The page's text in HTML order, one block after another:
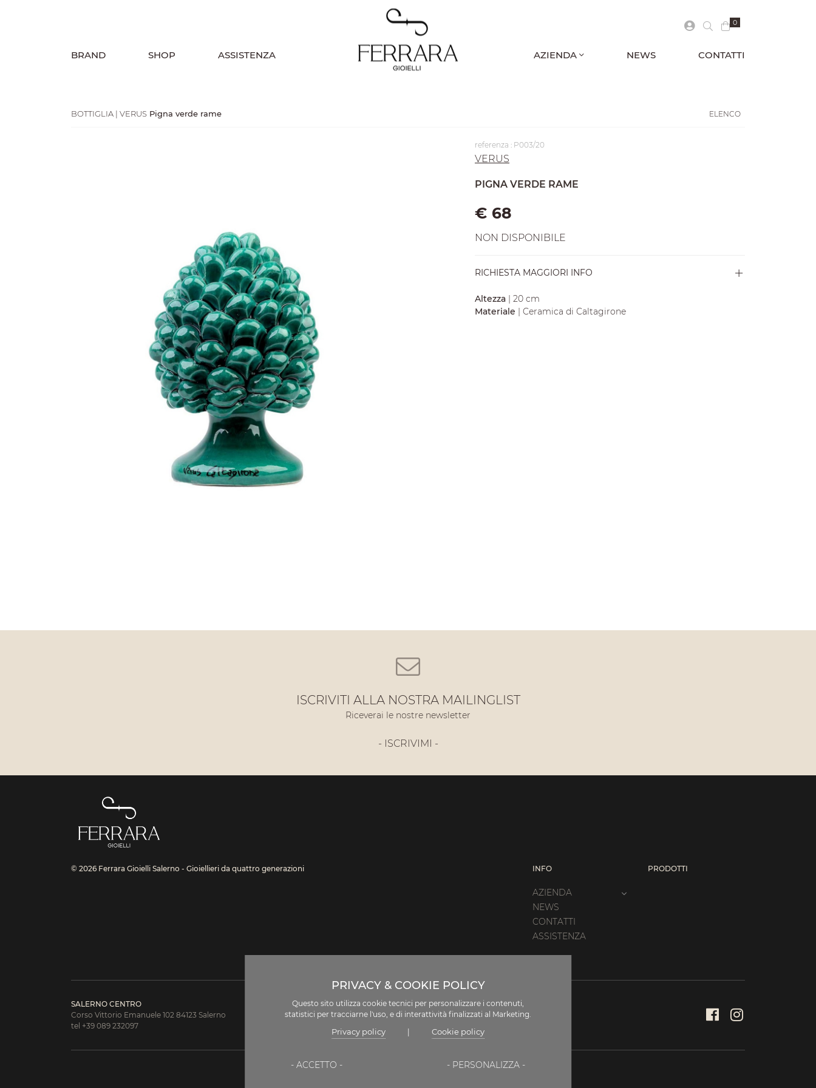
BRAND SHOP ASSISTENZA AZIENDA NEWS CONTATTI
0
BOTTIGLIA | VERUS Pigna verde rame ELENCO
referenza : P003/20
VERUS
PIGNA VERDE RAME
€ 68
NON DISPONIBILE
RICHIESTA MAGGIORI INFO
Altezza | 20 cm
Materiale | Ceramica di Caltagirone
ISCRIVITI ALLA NOSTRA MAILINGLIST
Riceverai le nostre newsletter
- ISCRIVIMI -
© 2026 Ferrara Gioielli Salerno - Gioiellieri da quattro generazioni INFO
AZIENDA
NEWS
CONTATTI
ASSISTENZA
PRODOTTI
SALERNO CENTRO
Corso Vittorio Emanuele 102 84123 Salerno
tel +39 089 232097
PASTENA
Via Trento 11/13, 84129 Salerno
PRIVACY & COOKIE POLICY
Questo sito utilizza cookie tecnici per personalizzare i contenuti,
statistici per tracciarne l'uso, e di interattività finalizzati al Marketing.
Privacy policy Cookie policy
- ACCETTO - - PERSONALIZZA -